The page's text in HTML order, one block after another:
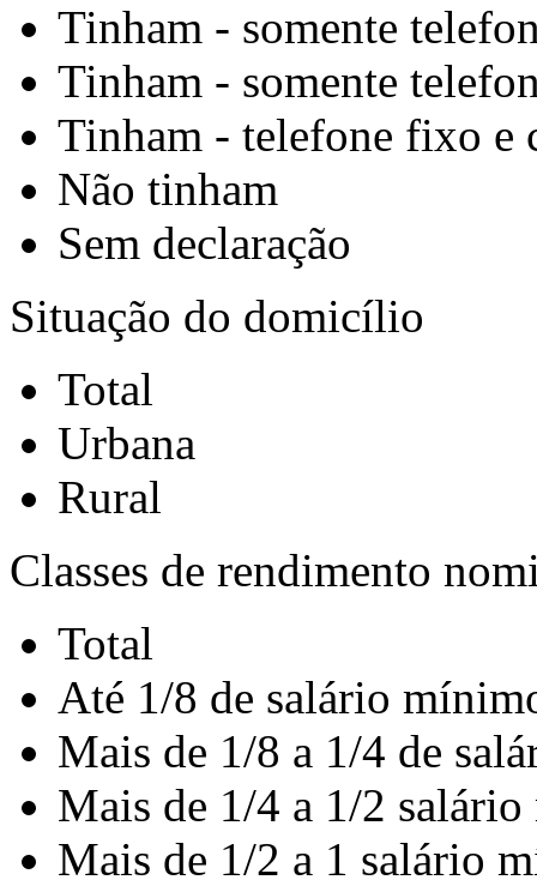
Tinham - somente
Tinham - somente
Tinham - telefone fixo e
Não tinham
Sem declaração
Situação do domicílio
Total
Urbana
Rural
Classes de rendimento
Total
Até 1/8 de salário
Mais de 1/8 a 1/4 de
Mais de 1/4 a 1/2
Mais de 1/2 a 1 salário